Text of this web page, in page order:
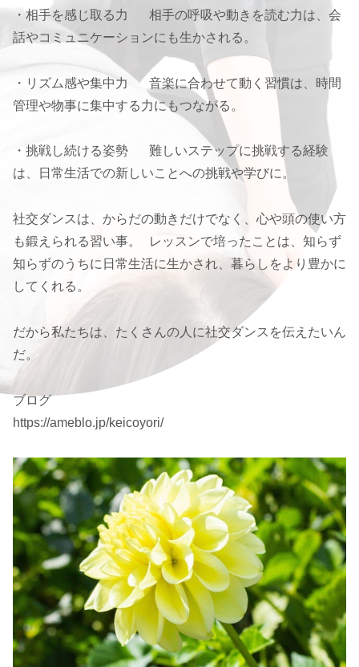
・相手を感じ取る力 相手の呼吸や動きを読む力は、会
話やコミュニケーションにも生かされる。
・リズム感や集中力 音楽に合わせて動く習慣は、時間
管理や物事に集中する力にもつながる。
・挑戦し続ける姿勢 難しいステップに挑戦する経験
は、日常生活での新しいことへの挑戦や学びに。
社交ダンスは、からだの動きだけでなく、心や頭の使い方
も鍛えられる習い事。 レッスンで培ったことは、知らず
知らずのうちに日常生活に生かされ、暮らしをより豊かに
してくれる。
だから私たちは、たくさんの人に社交ダンスを伝えたいん
だ。
ブログ
https://ameblo.jp/keicoyori/